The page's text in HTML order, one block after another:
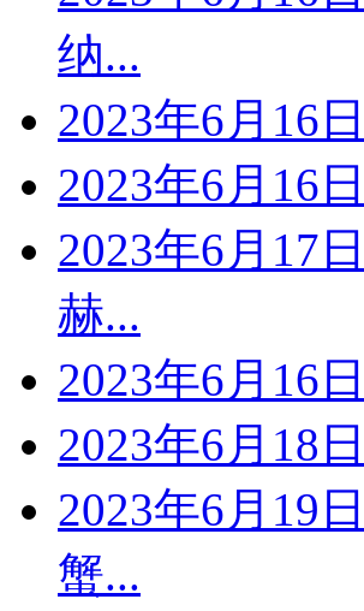
纳...
2023年6月16
2023年6月16
2023年6月17
赫...
2023年6月16
2023年6月18
2023年6月19
蟹...